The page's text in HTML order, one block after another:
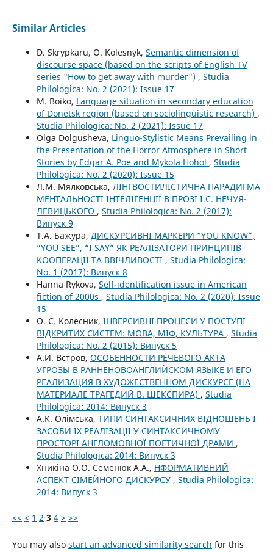
Similar Articles
D. Skrypkaru, O. Kolesnyk, Semantic dimension of
discourse space (based on the scripts of English TV
series "How to get away with murder") , Studia
Philologica: No. 2 (2021): Issue 17
M. Boiko, Language situation in secondary education
of Donetsk region (based on sociolinguistic research) ,
Studia Philologica: No. 2 (2021): Issue 17
Olga Dolgusheva, Linguo-Stylistic Means Prevailing in
the Presentation of the Horror Atmosphere in Short
Stories by Edgar A. Poe and Mykola Hohol , Studia
Philologica: No. 2 (2020): Issue 15
Л.М. Мялковська, ЛІНГВОСТИЛІСТИЧНА ПАРАДИГМА
МЕНТАЛЬНОСТІ ІНТЕЛІГЕНЦІЇ В ПРОЗІ І.С. НЕЧУЯ-
ЛЕВИЦЬКОГО , Studia Philologica: No. 2 (2017):
Випуск 9
Т.А. Бажура, ДИСКУРСИВНІ МАРКЕРИ “YOU KNOW”,
“YOU SEE”, “I SAY” ЯК РЕАЛІЗАТОРИ ПРИНЦИПІВ
КООПЕРАЦІЇ ТА ВВІЧЛИВОСТІ , Studia Philologica:
No. 1 (2017): Випуск 8
Hanna Rykova, Self-identification issue in American
fiction of 2000s , Studia Philologica: No. 2 (2020): Issue
15
О. С. Колесник, ІНВЕРСИВНІ ПРОЦЕСИ У ПОСТУПІ
ВІДКРИТИХ СИСТЕМ: МОВА, МІФ, КУЛЬТУРА , Studia
Philologica: No. 2 (2015): Випуск 5
А.И. Вєтров, ОСОБЕННОСТИ РЕЧЕВОГО АКТА
УГРОЗЫ В РАННЕНОВОАНГЛИЙСКОМ ЯЗЫКЕ И ЕГО
РЕАЛИЗАЦИЯ В ХУДОЖЕСТВЕННОМ ДИСКУРСЕ (НА
МАТЕРИАЛЕ ТРАГЕДИЙ В. ШЕКСПИРА) , Studia
Philologica: 2014: Випуск 3
А.К. Олімська, ТИПИ СИНТАКСИЧНИХ ВІДНОШЕНЬ І
ЗАСОБИ ЇХ РЕАЛІЗАЦІЇ У СИНТАКСИЧНОМУ
ПРОСТОРІ АНГЛОМОВНОЇ ПОЕТИЧНОЇ ДРАМИ ,
Studia Philologica: 2014: Випуск 3
Хникіна О.О. Семенюк А.А., НФОРМАТИВНИЙ
АСПЕКТ СІМЕЙНОГО ДИСКУРСУ , Studia Philologica:
2014: Випуск 3
<< < 1 2 3 4 > >>
You may also start an advanced similarity search for this